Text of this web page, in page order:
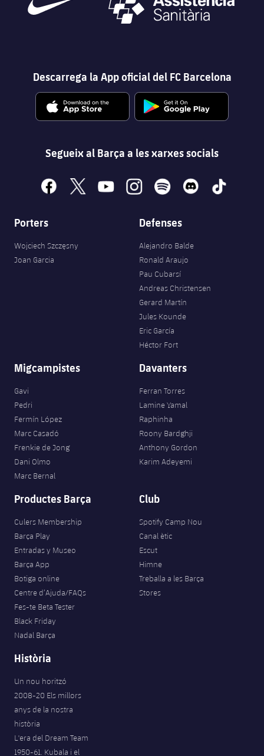
Descarrega la App oficial del FC Barcelona
Segueix al Barça a les xarxes socials
facebook
x youtubeinstagramspotify discord tiktok
Porters
Wojciech Szczęsny
Joan Garcia
Defenses
Alejandro Balde
Ronald Araujo
Pau Cubarsí
Andreas Christensen
Gerard Martín
Jules Kounde
Eric García
Héctor Fort
Migcampistes
Gavi
Pedri
Fermín López
Marc Casadó
Frenkie de Jong
Dani Olmo
Marc Bernal
Davanters
Ferran Torres
Lamine Yamal
Raphinha
Roony Bardghji
Anthony Gordon
Karim Adeyemi
Productes Barça
Culers Membership
Barça Play
Entradas y Museo
Barça App
Botiga online
Centre d’Ajuda/FAQs
Fes-te Beta Tester
Black Friday
Nadal Barça
Club
Spotify Camp Nou
Canal ètic
Escut
Himne
Treballa a les Barça
Stores
Història
Un nou horitzó
2008-20 Els millors
anys de la nostra
història
L'era del Dream Team
1950-61. Kubala i el